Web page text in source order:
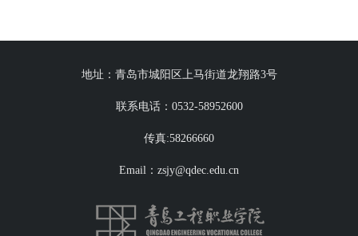
地址：青岛市城阳区上马街道龙翔路3号
联系电话：0532-58952600
传真:58266660
Email：zsjy@qdec.edu.cn